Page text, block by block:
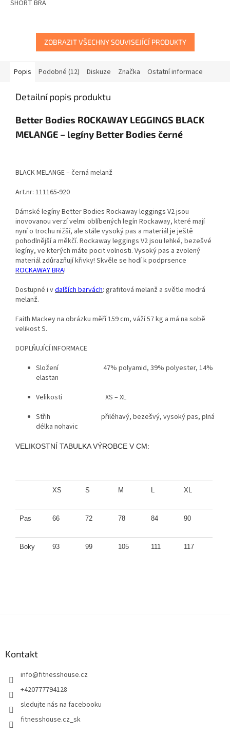
SHORT BRA
ZOBRAZIT VŠECHNY SOUVISEJÍCÍ PRODUKTY
Popis Podobné (12) Diskuze Značka Ostatní informace
Detailní popis produktu
Better Bodies ROCKAWAY LEGGINGS BLACK
MELANGE – legíny Better Bodies černé
BLACK MELANGE – černá melanž
Art.nr: 111165-920
Dámské legíny Better Bodies Rockaway leggings V2 jsou
inovovanou verzí velmi oblíbených legín Rockaway, které mají
nyní o trochu nižší, ale stále vysoký pas a materiál je ještě
pohodlnější a měkčí. Rockaway leggings V2 jsou lehké, bezešvé
legíny, ve kterých máte pocit volnosti. Vysoký pas a zvolený
materiál zdůrazňují křivky! Skvěle se hodí k podprsence
ROCKAWAYBRA!
Dostupné i vdalších barvách: grafitová melanž a světle modrá
melanž.
Faith Mackey na obrázku měří 159 cm, váží 57 kg a má na sobě
velikost S.
DOPLŇUJÍCÍ INFORMACE
Složení 47% polyamid, 39% polyester, 14%
elastan
Velikosti XS – XL
Střih přiléhavý, bezešvý, vysoký pas, plná
délka nohavic
VELIKOSTNÍ TABULKA VÝROBCE V CM:
XS S M XL
Pas 66 72 78 84 90
Boky 93 99 105 111 117
Kontakt
info@fitnesshouse.cz
+420777794128
sledujte nás na facebooku
fitnesshouse.cz_sk